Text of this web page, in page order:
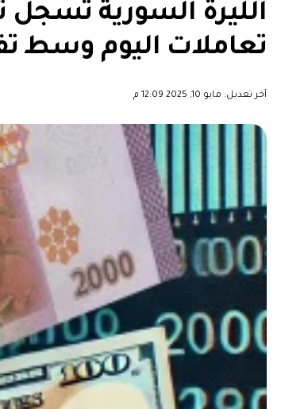
الليرة السورية تسجل
تعاملات اليوم وسط
آخر تعديل: مايو 10, 2025 12:09 م